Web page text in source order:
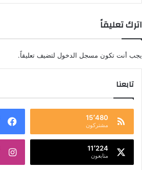
اترك تعليقاً
يجب أنت تكون مسجل الدخول لتضيف تعليقاً.
تابعنا
15٬480
مشتركون
11٬224
متابعون